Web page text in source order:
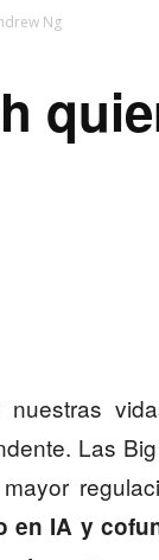
Ng
Las
en IA y